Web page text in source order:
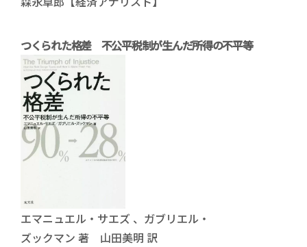
つくられた格差 不公平税制が生んだ所得の不平等
エマニュエル・サエズ 、ガブリエル・
ズックマン 著 山田美明 訳